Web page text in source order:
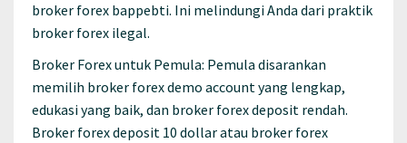
broker forex bappebti. Ini melindungi Anda dari praktik
broker forex ilegal.
Broker Forex untuk Pemula: Pemula disarankan
memilih broker forex demo account yang lengkap,
edukasi yang baik, dan broker forex deposit rendah.
Broker forex deposit 10 dollar atau broker forex